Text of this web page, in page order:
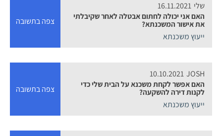
שלי 16.11.2021
האם אני יכולה לחתום אבטלה לאחר שקיבלתי
את אישור המשכנתא?
ייעוץ משכנתא
צפה בתשובה
JOSH
10.10.2021
האם אפשר לקחת משכנא על הבית שלי כדי
לקנות דירה להשקעה?
ייעוץ משכנתא
צפה בתשובה